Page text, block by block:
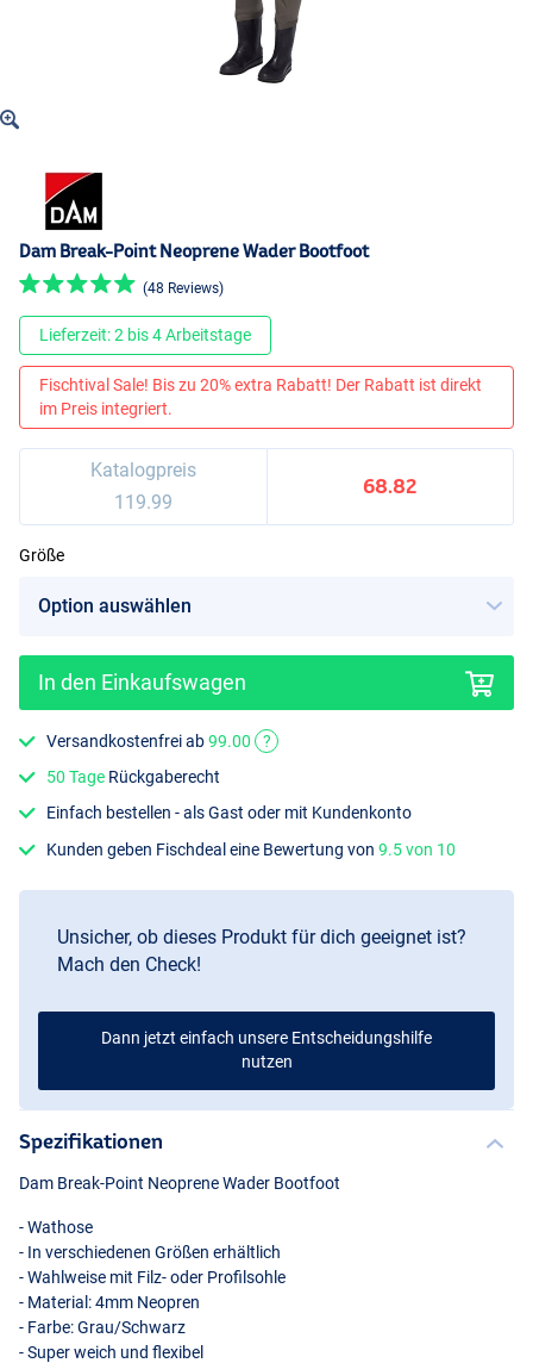
Dam Break-Point Neoprene Wader Bootfoot
(48 Reviews)
Lieferzeit: 2 bis 4 Arbeitstage
Fischtival Sale! Bis zu 20% extra Rabatt! Der Rabatt ist direkt
im Preis integriert.
Katalogpreis
119.99
68.82
Größe
In den Einkaufswagen
Versandkostenfrei ab99.00
?
50 Tage Rückgaberecht
Einfach bestellen - als Gast oder mit Kundenkonto
Kunden geben Fischdeal eine Bewertung von9.5 von 10
Unsicher, ob dieses Produkt für dich geeignet ist?
Mach den Check!
Dann jetzt einfach unsere Entscheidungshilfe
nutzen
Spezifikationen
Dam Break-Point Neoprene Wader Bootfoot
- Wathose
- In verschiedenen Größen erhältlich
- Wahlweise mit Filz- oder Profilsohle
- Material: 4mm Neopren
- Farbe: Grau/Schwarz
- Super weich und flexibel